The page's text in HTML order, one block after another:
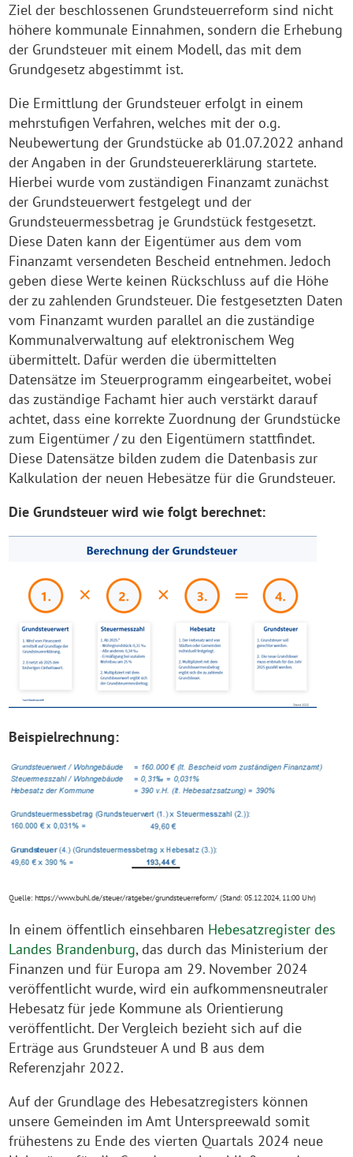
Ziel der beschlossenen Grundsteuerreform sind nicht
höhere kommunale Einnahmen, sondern die Erhebung
der Grundsteuer mit einem Modell, das mit dem
Grundgesetz abgestimmt ist.
Die Ermittlung der Grundsteuer erfolgt in einem
mehrstufigen Verfahren, welches mit der o.g.
Neubewertung der Grundstücke ab 01.07.2022 anhand
der Angaben in der Grundsteuererklärung startete.
Hierbei wurde vom zuständigen Finanzamt zunächst
der Grundsteuerwert festgelegt und der
Grundsteuermessbetrag je Grundstück festgesetzt.
Diese Daten kann der Eigentümer aus dem vom
Finanzamt versendeten Bescheid entnehmen. Jedoch
geben diese Werte keinen Rückschluss auf die Höhe
der zu zahlenden Grundsteuer. Die festgesetzten Daten
vom Finanzamt wurden parallel an die zuständige
Kommunalverwaltung auf elektronischem Weg
übermittelt. Dafür werden die übermittelten
Datensätze im Steuerprogramm eingearbeitet, wobei
das zuständige Fachamt hier auch verstärkt darauf
achtet, dass eine korrekte Zuordnung der Grundstücke
zum Eigentümer / zu den Eigentümern stattfindet.
Diese Datensätze bilden zudem die Datenbasis zur
Kalkulation der neuen Hebesätze für die Grundsteuer.
Die Grundsteuer wird wie folgt berechnet:
Beispielrechnung:
Quelle: https://www.buhl.de/steuer/ratgeber/grundsteuerreform/ (Stand: 05.12.2024, 11:00 Uhr)
In einem öffentlich einsehbaren Hebesatzregister des
Landes Brandenburg, das durch das Ministerium der
Finanzen und für Europa am 29. November 2024
veröffentlicht wurde, wird ein aufkommensneutraler
Hebesatz für jede Kommune als Orientierung
veröffentlicht. Der Vergleich bezieht sich auf die
Erträge aus Grundsteuer A und B aus dem
Referenzjahr 2022.
Auf der Grundlage des Hebesatzregisters können
unsere Gemeinden im Amt Unterspreewald somit
frühestens zu Ende des vierten Quartals 2024 neue